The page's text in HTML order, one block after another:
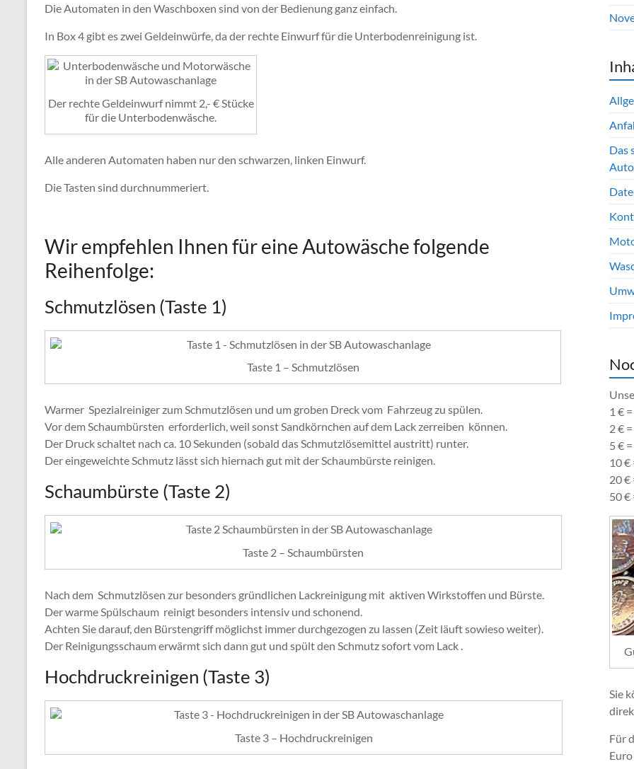
Die Automaten in den Waschboxen sind von der Bedienung ganz einfach.
In Box 4 gibt es zwei Geldeinwürfe, da der rechte Einwurf für die Unterbodenreinigung ist.
Der rechte Geldeinwurf nimmt 2,- € Stücke
für die Unterbodenwäsche.
Alle anderen Automaten haben nur den schwarzen, linken Einwurf.
Die Tasten sind durchnummeriert.
Wir empfehlen Ihnen für eine Autowäsche folgende
Reihenfolge:
Schmutzlösen (Taste 1)
Taste 1 – Schmutzlösen
Warmer Spezialreiniger zum Schmutzlösen und um groben Dreck vom Fahrzeug zu spülen.
Vor dem Schaumbürsten erforderlich, weil sonst Sandkörnchen auf dem Lack zerreiben können.
Der Druck schaltet nach ca. 10 Sekunden (sobald das Schmutzlösemittel austritt) runter.
Der eingeweichte Schmutz lässt sich hiernach gut mit der Schaumbürste reinigen.
Schaumbürste (Taste 2)
Taste 2 – Schaumbürsten
Nach dem Schmutzlösen zur besonders gründlichen Lackreinigung mit aktiven Wirkstoffen und Bürste.
Der warme Spülschaum reinigt besonders intensiv und schonend.
Achten Sie darauf, den Bürstengriff möglichst immer durchgezogen zu lassen (Zeit läuft sowieso weiter).
Der Reinigungsschaum erwärmt sich dann gut und spült den Schmutz sofort vom Lack .
Hochdruckreinigen (Taste 3)
Taste 3 – Hochdruckreinigen
Das
1 €
2 €
5 €
10 €
20 €
50 €
Sie
Für